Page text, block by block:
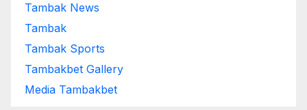
Tambak News
Tambak
Tambak Sports
Tambakbet Gallery
Media Tambakbet